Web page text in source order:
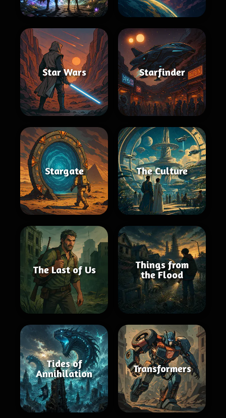
Star Wars Starfinder
Stargate The Culture
The Last of Us
Things from
the Flood
Tides of
Annihilation
Transformers